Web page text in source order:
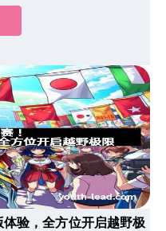
验，全方位开启越野极